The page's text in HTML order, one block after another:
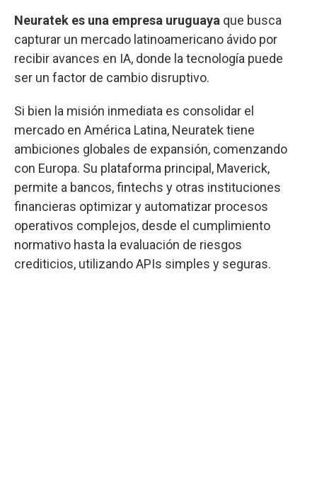
Neuratek es una empresa uruguaya que busca
capturar un mercado latinoamericano ávido por
recibir avances en IA, donde la tecnología puede
ser un factor de cambio disruptivo.
Si bien la misión inmediata es consolidar el
mercado en América Latina, Neuratek tiene
ambiciones globales de expansión, comenzando
con Europa. Su plataforma principal, Maverick,
permite a bancos, fintechs y otras instituciones
financieras optimizar y automatizar procesos
operativos complejos, desde el cumplimiento
normativo hasta la evaluación de riesgos
crediticios, utilizando APIs simples y seguras.